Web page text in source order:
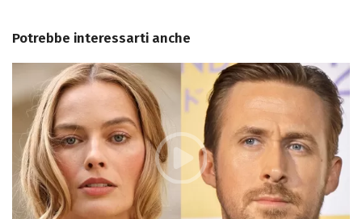
Potrebbe interessarti anche